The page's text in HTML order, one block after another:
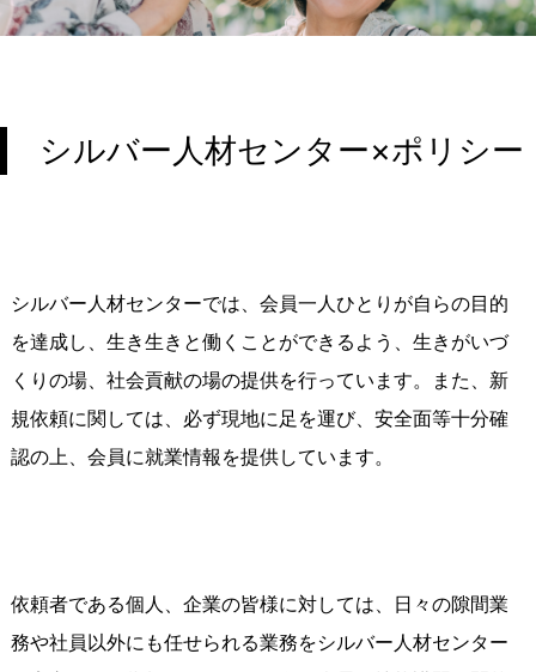
シルバー人材センター×ポリシー
シルバー人材センターでは、会員一人ひとりが自らの目的
を達成し、生き生きと働くことができるよう、生きがいづ
くりの場、社会貢献の場の提供を行っています。また、新
規依頼に関しては、必ず現地に足を運び、安全面等十分確
認の上、会員に就業情報を提供しています。
依頼者である個人、企業の皆様に対しては、日々の隙間業
務や社員以外にも任せられる業務をシルバー人材センター